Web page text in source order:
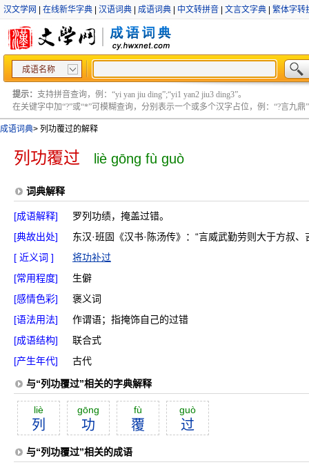
汉文学网 在线新华字典 汉语词典 成语词典 中文转拼音 文言文字典 繁体字转
成语名称
提示： 支持拼音查询，例：“yi yan jiu ding”;“yi1 yan2 jiu3 ding3”。
在关键字中加“?”或“*”可模糊查询，分别表示一个或多个汉字占位，例：“?言九鼎”
成语词典> 列功覆过的解释
列功覆过 liè gōng fù guò
词典解释
[成语解释]
罗列功绩，掩盖过错。
[典故出处]
东汉·班固《汉书·陈汤传》：“言威武勤劳则大于方叔、
[ 近义词 ]
将功补过
[常用程度]
生僻
[感情色彩]
褒义词
[语法用法]
作谓语；指掩饰自己的过错
[成语结构]
联合式
[产生年代]
古代
与“列功覆过”相关的字典解释
liè
列
gōng
功
fù
覆
guò
过
与“列功覆过”相关的成语